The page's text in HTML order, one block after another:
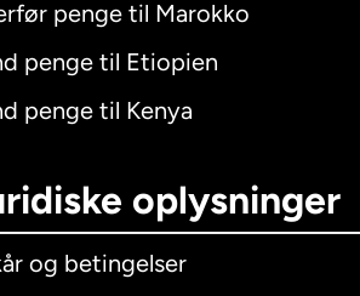
penge til Marokko
penge til Etiopien
penge til Kenya
oplysninger
og betingelser